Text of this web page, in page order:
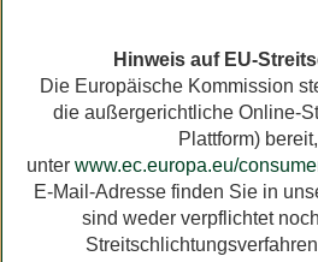
Hinweis auf EU-
Die Europäische Kommission
die außergerichtliche Online-
Plattform)
unter www.ec.europa.eu/
E-Mail-Adresse finden Sie in
sind weder verpflichtet